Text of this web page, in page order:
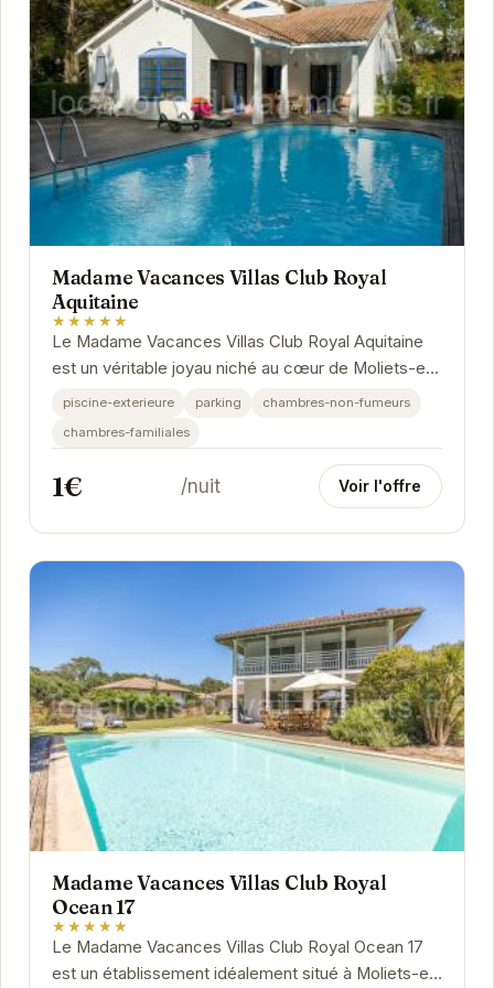
Madame Vacances Villas Club Royal
Aquitaine
★★★★★
Le Madame Vacances Villas Club Royal Aquitaine
est un véritable joyau niché au cœur de Moliets-et-
Maa. Offrant un cadre idyllique, cet hôtel est...
piscine-exterieure parking
chambres-non-fumeurs
chambres-familiales
1€ /nuit Voir l'offre
Madame Vacances Villas Club Royal
Ocean 17
★★★★★
Le Madame Vacances Villas Club Royal Ocean 17
est un établissement idéalement situé à Moliets-et-